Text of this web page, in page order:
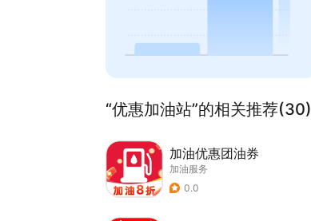
“优惠加油站”的相关推荐(30)
加油优惠团油券
加油服务
0.0